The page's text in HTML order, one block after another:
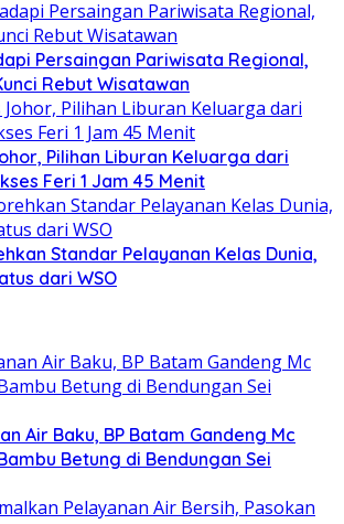
Persaingan Pariwisata Regional,
Rebut Wisatawan
Pilihan Liburan Keluarga dari
Feri 1 Jam 45 Menit
Standar Pelayanan Kelas Dunia,
dari WSO
Air Baku, BP Batam Gandeng Mc
Betung di Bendungan Sei